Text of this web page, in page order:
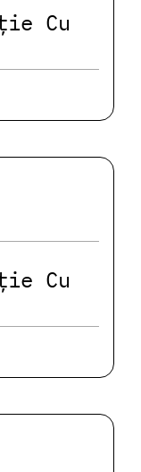
Cu
Cu